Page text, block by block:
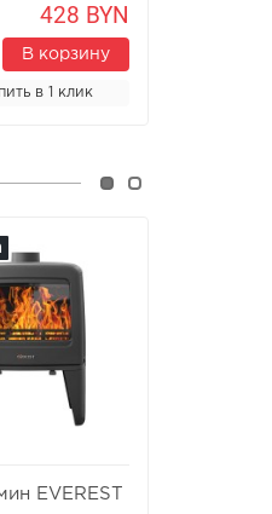
428 BYN
В корзину
в 1 клик
EVEREST